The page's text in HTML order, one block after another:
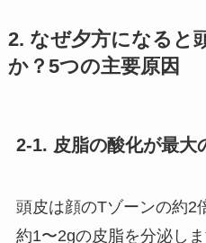
2. なぜ夕方になると
か？5つの主要原因
2-1. 皮脂の酸化が最大
頭皮は顔のTゾーンの約2
約1〜2gの皮脂を分泌し